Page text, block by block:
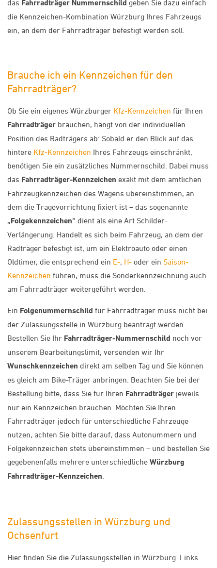
das Fahrradträger Nummernschild geben Sie dazu einfach
die Kennzeichen-Kombination Würzburg Ihres Fahrzeugs
ein, an dem der Fahrradträger befestigt werden soll.
Brauche ich ein Kennzeichen für den
Fahrradträger?
Ob Sie ein eigenes Würzburger Kfz-Kennzeichen für Ihren
Fahrradträger brauchen, hängt von der individuellen
Position des Radträgers ab: Sobald er den Blick auf das
hintere Kfz-Kennzeichen Ihres Fahrzeugs einschränkt,
benötigen Sie ein zusätzliches Nummernschild. Dabei muss
das Fahrradträger-Kennzeichen exakt mit dem amtlichen
Fahrzeugkennzeichen des Wagens übereinstimmen, an
dem die Tragevorrichtung fixiert ist – das sogenannte
„Folgekennzeichen“ dient als eine Art Schilder-
Verlängerung. Handelt es sich beim Fahrzeug, an dem der
Radträger befestigt ist, um ein Elektroauto oder einen
Oldtimer, die entsprechend ein E-, H- oder ein Saison-
Kennzeichen führen, muss die Sonderkennzeichnung auch
am Fahrradträger weitergeführt werden.
Ein Folgenummernschild für Fahrradträger muss nicht bei
der Zulassungsstelle in Würzburg beantragt werden.
Bestellen Sie Ihr Fahrradträger-Nummernschild noch vor
unserem Bearbeitungslimit, versenden wir Ihr
Wunschkennzeichen direkt am selben Tag und Sie können
es gleich am Bike-Träger anbringen. Beachten Sie bei der
Bestellung bitte, dass Sie für Ihren Fahrradträger jeweils
nur ein Kennzeichen brauchen. Möchten Sie Ihren
Fahrradträger jedoch für unterschiedliche Fahrzeuge
nutzen, achten Sie bitte darauf, dass Autonummern und
Folgekennzeichen stets übereinstimmen – und bestellen Sie
gegebenenfalls mehrere unterschiedliche Würzburg
Fahrradträger-Kennzeichen
Zulassungsstellen in Würzburg und
Ochsenfurt
Hier finden Sie die Zulassungsstellen in Würzburg. Links